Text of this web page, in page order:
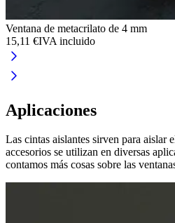
Ventana de metacrilato de 4 mm
15,11 €IVA incluido
Aplicaciones
Las cintas aislantes sirven para aislar
accesorios se utilizan en diversas
contamos más cosas sobre las